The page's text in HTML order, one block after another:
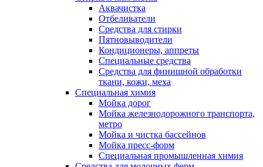
Аквачистка
Отбеливатели
Средства для стирки
Пятновыводители
Кондиционеры, аппреты
Специальные средства
Средства для финишной обработки
ткани, кожи, меха
Специальная химия
Мойка дорог
Мойка железнодорожного транспорта,
метро
Мойка и чистка бассейнов
Мойка пресс-форм
Специальная промышленная химия